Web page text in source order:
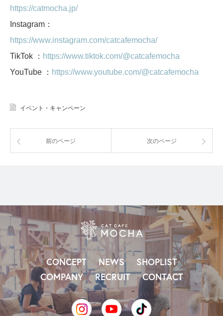
https://catmocha.jp/
Instagram：
https://www.instagram.com/catcafemocha/
TikTok ： https://www.tiktok.com/@catcafemocha
YouTube ： https://www.youtube.com/@catcafemocha
イベント・キャンペーン
前のページ 次のページ
CONCEPT NEWS
SHOPLIST
COMPANY
RECRUIT CONTACT